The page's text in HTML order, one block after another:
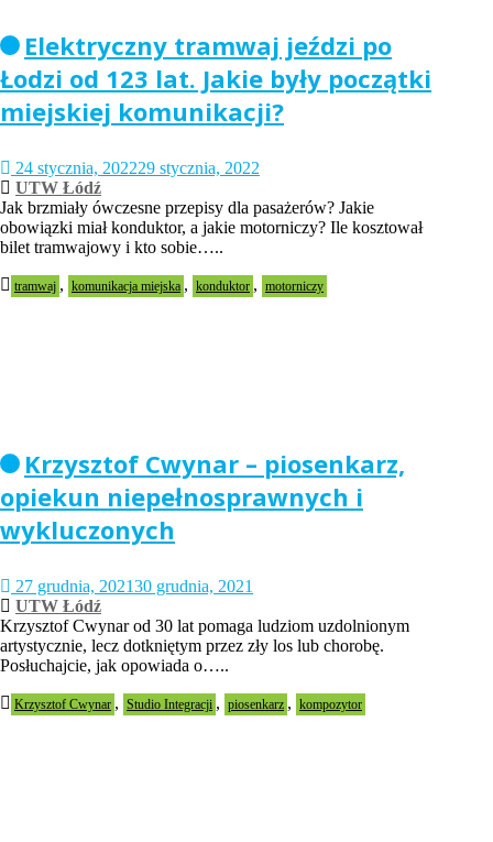
Elektryczny tramwaj jeździ po
Łodzi od 123 lat. Jakie były początki
miejskiej komunikacji?
24 stycznia, 202229 stycznia, 2022
UTW Łódź
Jak brzmiały ówczesne przepisy dla pasażerów? Jakie
obowiązki miał konduktor, a jakie motorniczy? Ile kosztował
bilet tramwajowy i kto sobie…..
tramwaj , komunikacja miejska , konduktor , motorniczy
Krzysztof Cwynar – piosenkarz,
opiekun niepełnosprawnych i
wykluczonych
27 grudnia, 202130 grudnia, 2021
UTW Łódź
Krzysztof Cwynar od 30 lat pomaga ludziom uzdolnionym
artystycznie, lecz dotkniętym przez zły los lub chorobę.
Posłuchajcie, jak opowiada o…..
Krzysztof Cwynar , Studio Integracji , piosenkarz , kompozytor